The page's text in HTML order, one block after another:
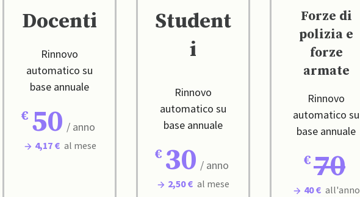
Docenti
Rinnovo
automatico su
base annuale
50 / anno
4,17 € al mese
Student
i
Rinnovo
automatico su
base annuale
30 / anno
2,50 € al mese
Forze di
polizia e
forze
armate
Rinnovo
automatico su
base annuale
70
40 € all'anno